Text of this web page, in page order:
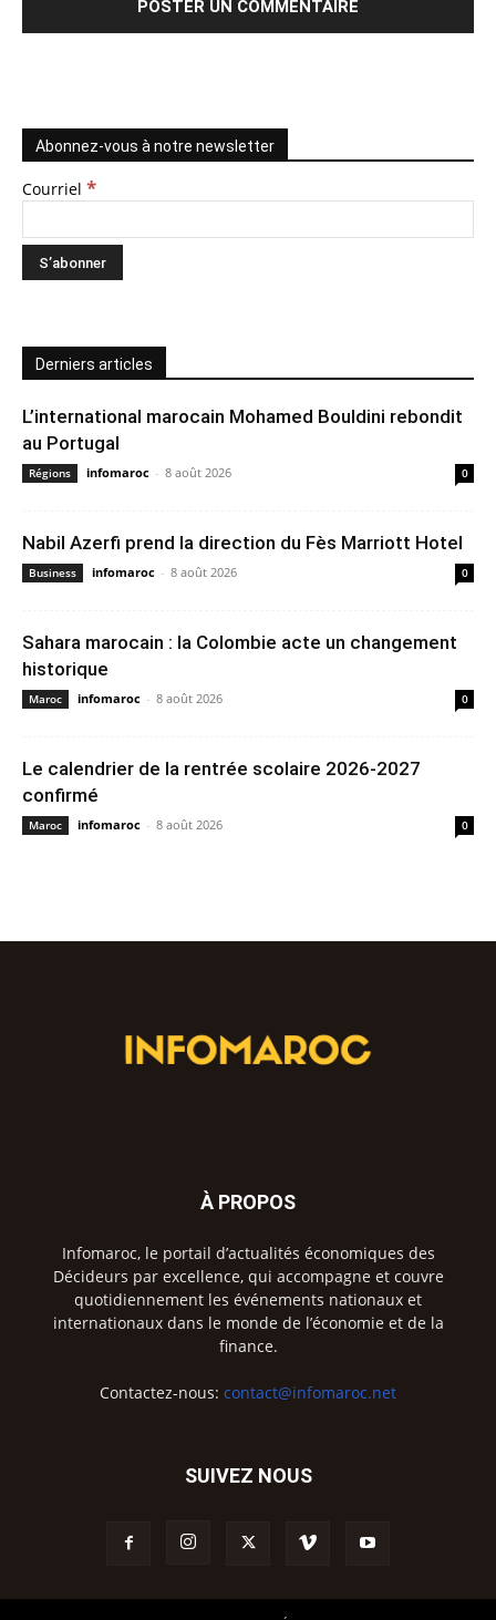
Abonnez-vous à notre newsletter
Courriel *
Derniers articles
L’international marocain Mohamed Bouldini rebondit
au Portugal
Régions infomaroc - 8 août 2026 0
Nabil Azerfi prend la direction du Fès Marriott Hotel
Business infomaroc - 8 août 2026 0
Sahara marocain : la Colombie acte un changement
historique
Maroc infomaroc - 8 août 2026 0
Le calendrier de la rentrée scolaire 2026-2027
confirmé
Maroc infomaroc - 8 août 2026 0
À PROPOS
Infomaroc, le portail d’actualités économiques des
Décideurs par excellence, qui accompagne et couvre
quotidiennement les événements nationaux et
internationaux dans le monde de l’économie et de la
finance.
Contactez-nous: contact@infomaroc.net
SUIVEZ NOUS